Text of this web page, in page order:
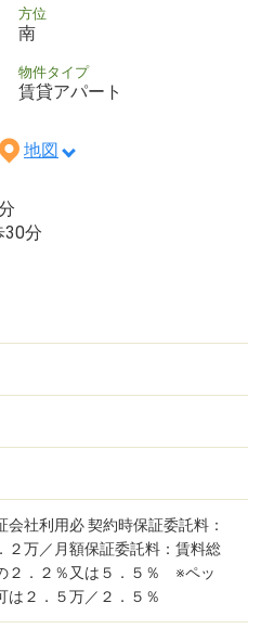
方位
南
物件タイプ
賃貸アパート
地図
30分
会社利用必 契約時保証委託料：
２万／月額保証委託料：賃料総
２．２％又は５．５％ ※ペッ
は２．５万／２．５％